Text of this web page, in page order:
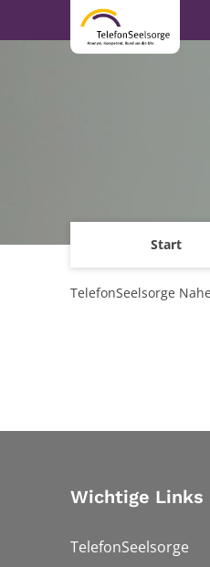
Zum Inhalt springen
Start
TelefonSeelsorge
Wichtige Links
TelefonSeelsorge